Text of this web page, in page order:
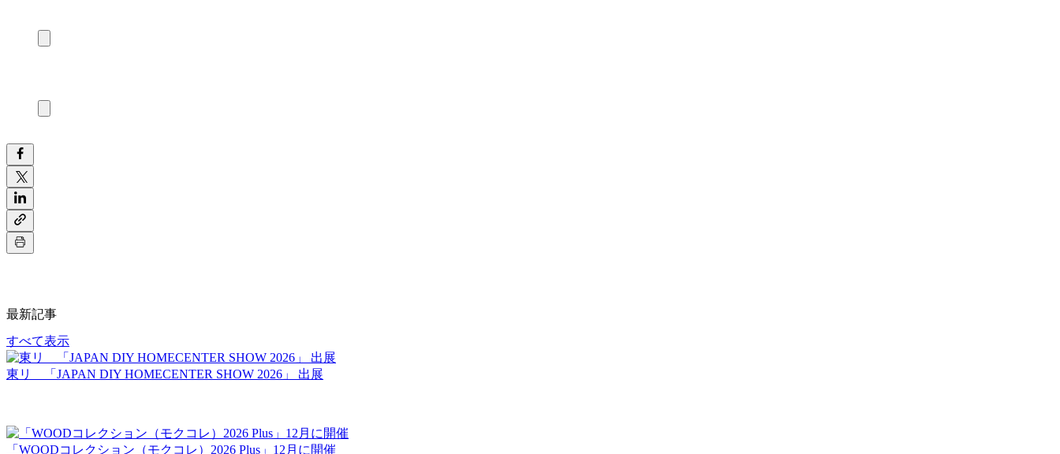
最新記事
すべて表示
東リ 「JAPAN DIY HOMECENTER SHOW 2026」 出展
「WOODコレクション（モクコレ）2026 Plus」12月に開催